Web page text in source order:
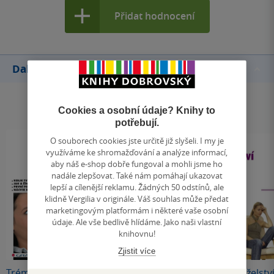
Přidat hodnocení
Další knihy autora
Cookies a osobní údaje? Knihy to
potřebují.
O souborech cookies jste určitě již slyšeli. I my je
využíváme ke shromažďování a analýze informací,
aby náš e-shop dobře fungoval a mohli jsme ho
nadále zlepšovat. Také nám pomáhají ukazovat
lepší a cílenější reklamu. Žádných 50 odstínů, ale
klidně Vergilia v originále. Váš souhlas může předat
marketingovým platformám i některé vaše osobní
údaje. Ale vše bedlivě hlídáme. Jako naši vlastní
knihovnu!
Zjistit více